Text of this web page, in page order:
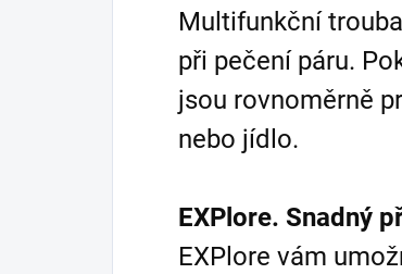
Multifunkční
při pečení páru.
jsou rovnoměrně
nebo jídlo.
EXPlore. Snadný
EXPlore vám